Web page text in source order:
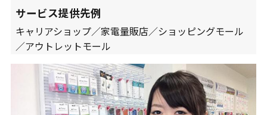
サービス提供先例
キャリアショップ／家電量販店／ショッピングモール
／アウトレットモール